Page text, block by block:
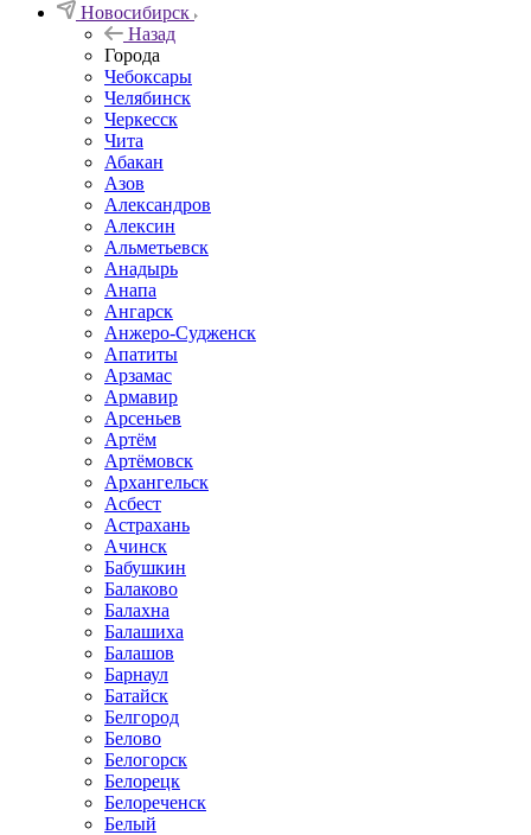
Новосибирск
Назад
Города
Чебоксары
Челябинск
Черкесск
Чита
Абакан
Азов
Александров
Алексин
Альметьевск
Анадырь
Анапа
Ангарск
Анжеро-Судженск
Апатиты
Арзамас
Армавир
Арсеньев
Артём
Артёмовск
Архангельск
Асбест
Астрахань
Ачинск
Бабушкин
Балаково
Балахна
Балашиха
Балашов
Барнаул
Батайск
Белгород
Белово
Белогорск
Белорецк
Белореченск
Белый